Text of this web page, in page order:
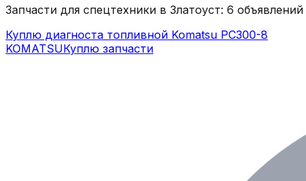
Запчасти для спецтехники в Златоуст: 6 объявлений
Куплю диагноста топливной Komatsu PC300-8
KOMATSUКуплю запчасти